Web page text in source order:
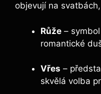
objevují na
Růže –
romantické
Vřes –
skvělá volba